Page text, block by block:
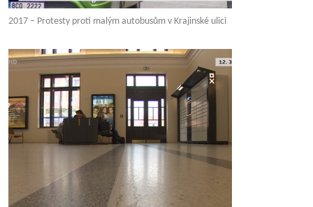
2017 – Protesty proti malým autobusům v Krajinské ulici